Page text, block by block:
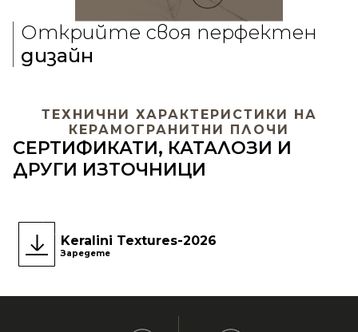
Открийте своя перфектен
дизайн
ТЕХНИЧНИ ХАРАКТЕРИСТИКИ НА
КЕРАМОГРАНИТНИ ПЛОЧИ
СЕРТИФИКАТИ, КАТАЛОЗИ И
ДРУГИ ИЗТОЧНИЦИ
Keralini Textures-2026
Заредете